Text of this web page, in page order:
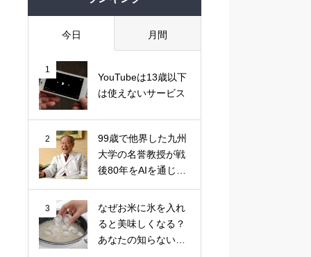
今日 月間
1
YouTubeは13歳以下
は使えないサービス
2
99歳で他界した九州
大学の名誉教授が戦
後80年をAIを通じて
3
なぜお米に氷を入れ
ると美味しくなる？
あなたの知らない